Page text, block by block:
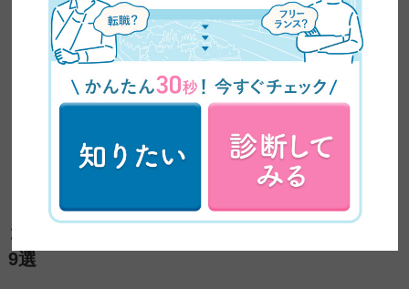
コレやれば見つかる！やりたいことの見つけ方
9選